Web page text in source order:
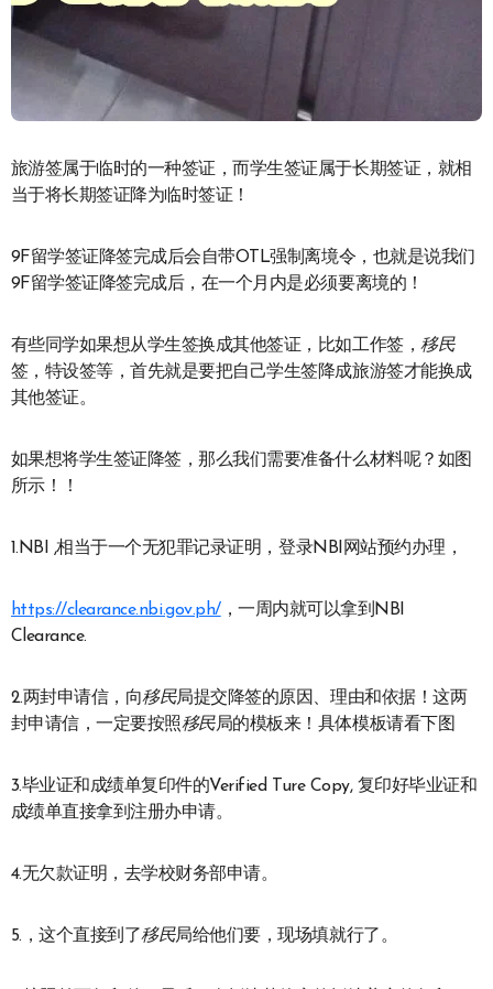
旅游签属于临时的一种签证，而学生签证属于长期签证，就相
当于将长期签证降为临时签证！
9F留学签证降签完成后会自带OTL强制离境令，也就是说我们
9F留学签证降签完成后，在一个月内是必须要离境的！
有些同学如果想从学生签换成其他签证，比如工作签，移民
签，特设签等，首先就是要把自己学生签降成旅游签才能换成
其他签证。
如果想将学生签证降签，那么我们需要准备什么材料呢？如图
所示！！
1.NBI ,相当于一个无犯罪记录证明，登录NBI网站预约办理，
https://clearance.nbi.gov.ph/，一周内就可以拿到NBI
Clearance.
2.两封申请信，向移民局提交降签的原因、理由和依据！这两
封申请信，一定要按照移民局的模板来！具体模板请看下图
3.毕业证和成绩单复印件的Verified Ture Copy, 复印好毕业证和
成绩单直接拿到注册办申请。
4.无欠款证明，去学校财务部申请。
5.，这个直接到了移民局给他们要，现场填就行了。